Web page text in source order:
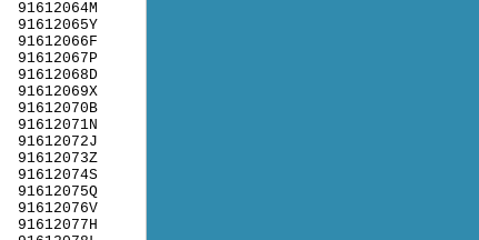
91612064M
91612065Y
91612066F
91612067P
91612068D
91612069X
91612070B
91612071N
91612072J
91612073Z
91612074S
91612075Q
91612076V
91612077H